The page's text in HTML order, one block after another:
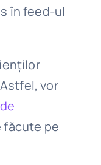
în feed-ul
vor
făcute pe